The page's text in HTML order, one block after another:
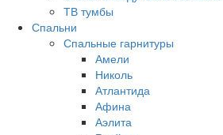
ТВ тумбы
Спальни
Спальные гарнитуры
Амели
Николь
Атлантида
Афина
Аэлита